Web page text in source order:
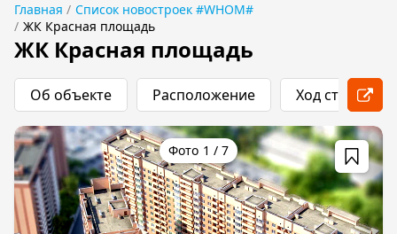
Главная
Список новостроек #WHOM#
ЖК Красная площадь
ЖК Красная площадь
Об объекте Расположение Ход
1 / 7